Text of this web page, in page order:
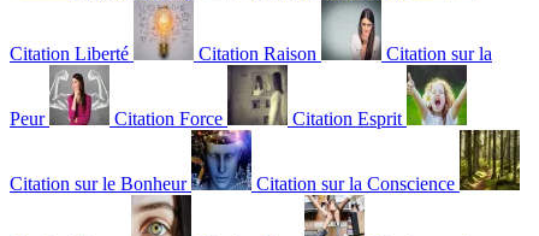
Citation Liberté Citation Raison Citation sur la
Peur Citation Force Citation Esprit
Citation sur le Bonheur Citation sur la Conscience